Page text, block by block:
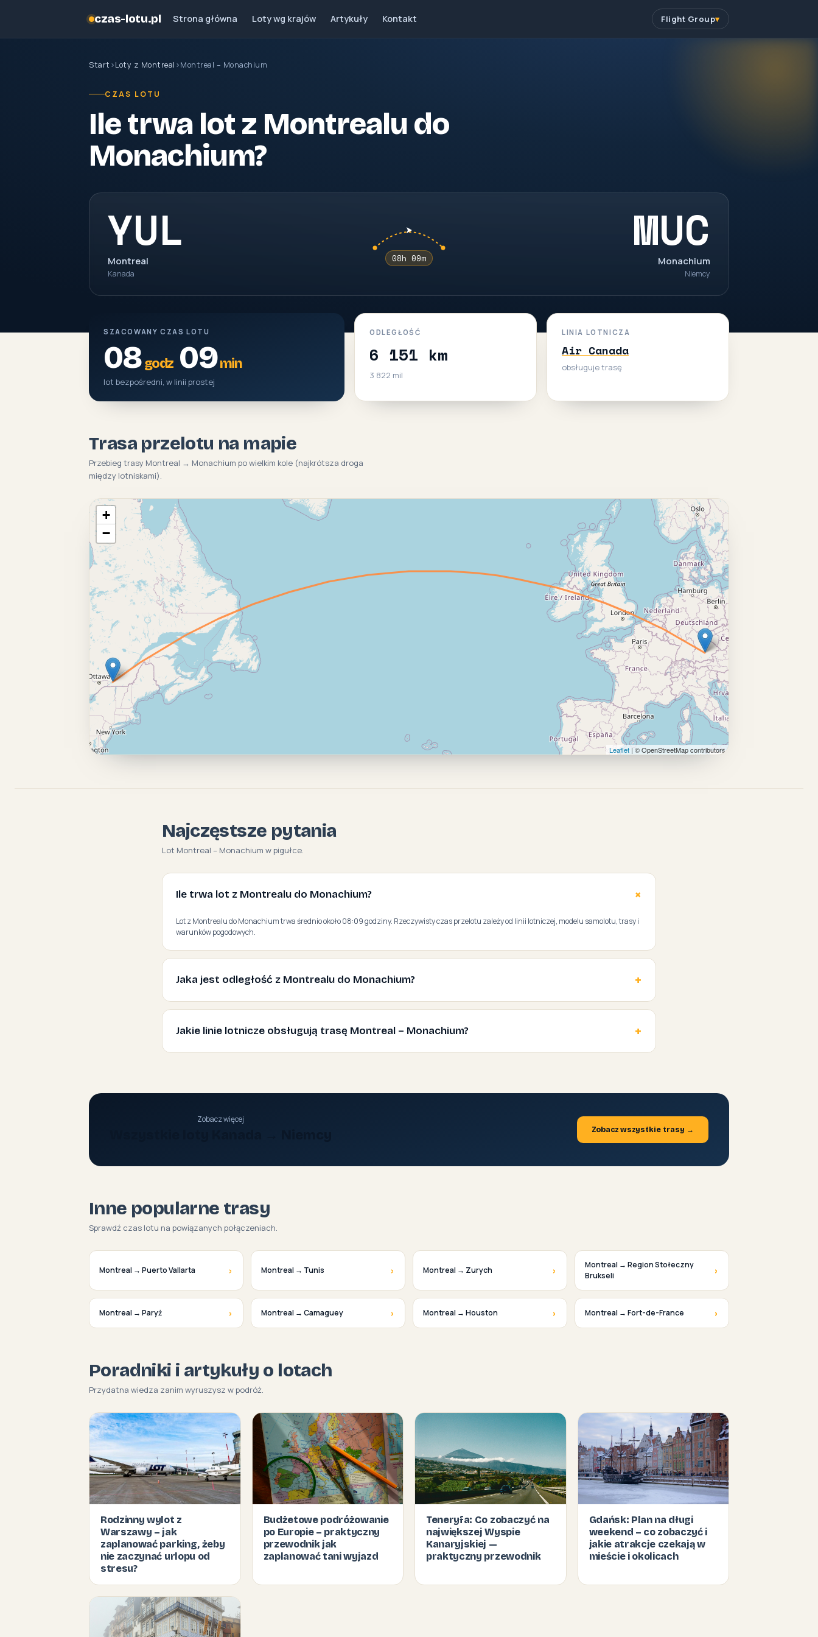
czas-lotu.pl Strona główna Loty wg krajów Artykuły Kontakt Flight Group
Start ›Loty z Montreal ›Montreal – Monachium
CZAS LOTU
Ile trwa lot z Montrealu do
Monachium?
YUL
Montreal
Kanada
08h 09m MUC
Monachium
Niemcy
SZACOWANY CZAS LOTU
08godz09min
lot bezpośredni, w linii prostej
ODLEGŁOŚĆ
6 151 km
3 822 mil
LINIA LOTNICZA
Air Canada
obsługuje trasę
Trasa przelotu na mapie
Przebieg trasy Montreal → Monachium po wielkim kole (najkrótsza droga
między lotniskami).
+
−
Leaflet | © OpenStreetMap contributors
Najczęstsze pytania
Lot Montreal – Monachium w pigułce.
Ile trwa lot z Montrealu do Monachium?
Lot z Montrealu do Monachium trwa średnio około 08:09 godziny. Rzeczywisty czas przelotu zależy od linii lotniczej, modelu samolotu, trasy i
warunków pogodowych.
Jaka jest odległość z Montrealu do Monachium?
Jakie linie lotnicze obsługują trasę Montreal – Monachium?
Zobacz więcej
Zobacz wszystkie trasy →
Inne popularne trasy
Sprawdź czas lotu na powiązanych połączeniach.
Montreal → Puerto Vallarta › Montreal → Tunis › Montreal → Zurych ›
Montreal → Region Stołeczny
Brukseli
›
Montreal → Paryż › Montreal → Camaguey › Montreal → Houston › Montreal → Fort-de-France ›
Poradniki i artykuły o lotach
Przydatna wiedza zanim wyruszysz w podróż.
Rodzinny wylot z
Warszawy – jak
zaplanować parking, żeby
nie zaczynać urlopu od
stresu?
Budżetowe podróżowanie
po Europie – praktyczny
przewodnik jak
zaplanować tani wyjazd
Teneryfa: Co zobaczyć na
największej Wyspie
Kanaryjskiej —
praktyczny przewodnik
Gdańsk: Plan na długi
weekend – co zobaczyć i
jakie atrakcje czekają w
mieście i okolicach